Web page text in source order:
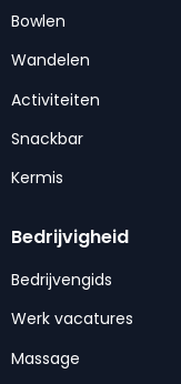
Bowlen
Wandelen
Activiteiten
Snackbar
Kermis
Bedrijvigheid
Bedrijvengids
Werk vacatures
Massage